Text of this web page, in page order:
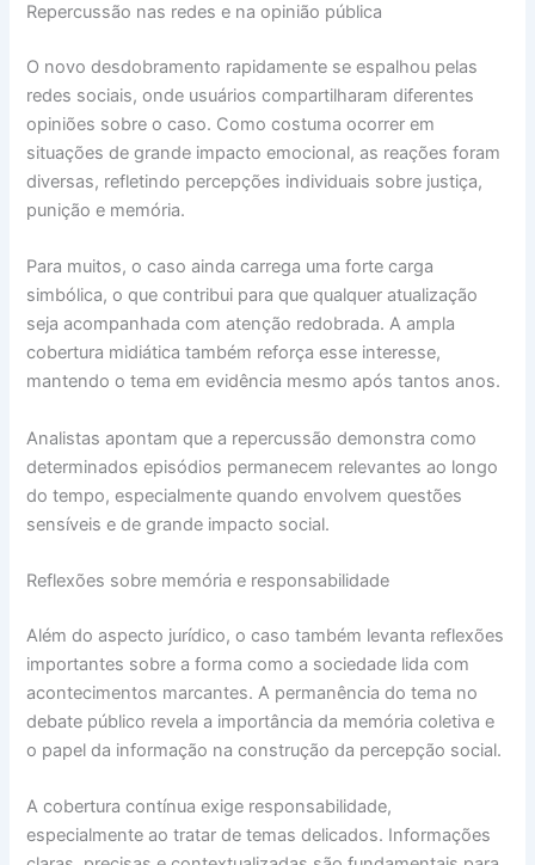
Repercussão nas redes e na opinião pública
O novo desdobramento rapidamente se espalhou pelas
redes sociais, onde usuários compartilharam diferentes
opiniões sobre o caso. Como costuma ocorrer em
situações de grande impacto emocional, as reações foram
diversas, refletindo percepções individuais sobre justiça,
punição e memória.
Para muitos, o caso ainda carrega uma forte carga
simbólica, o que contribui para que qualquer atualização
seja acompanhada com atenção redobrada. A ampla
cobertura midiática também reforça esse interesse,
mantendo o tema em evidência mesmo após tantos anos.
Analistas apontam que a repercussão demonstra como
determinados episódios permanecem relevantes ao longo
do tempo, especialmente quando envolvem questões
sensíveis e de grande impacto social.
Reflexões sobre memória e responsabilidade
Além do aspecto jurídico, o caso também levanta reflexões
importantes sobre a forma como a sociedade lida com
acontecimentos marcantes. A permanência do tema no
debate público revela a importância da memória coletiva e
o papel da informação na construção da percepção social.
A cobertura contínua exige responsabilidade,
especialmente ao tratar de temas delicados. Informações